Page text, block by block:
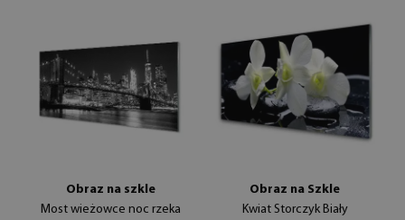
Obraz na szkle
Most wieżowce noc rzeka
Obraz na Szkle
Kwiat Storczyk Biały